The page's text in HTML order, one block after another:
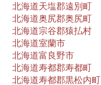
北海道天塩郡遠別町
北海道奥尻郡奥尻町
北海道宗谷郡猿払村
北海道室蘭市
北海道富良野市
北海道寿都郡寿都町
北海道寿都郡黒松内町